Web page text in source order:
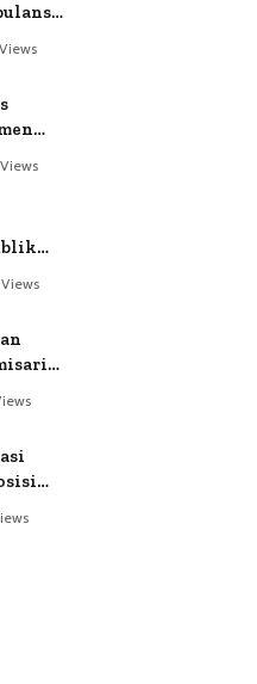
Views
Views
Views
13